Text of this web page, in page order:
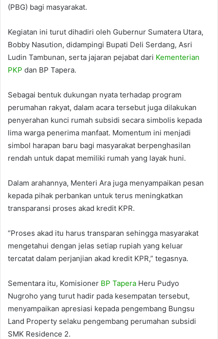
(PBG) bagi masyarakat.
Kegiatan ini turut dihadiri oleh Gubernur Sumatera Utara,
Bobby Nasution, didampingi Bupati Deli Serdang, Asri
Ludin Tambunan, serta jajaran pejabat dari Kementerian
PKP dan BP Tapera.
Sebagai bentuk dukungan nyata terhadap program
perumahan rakyat, dalam acara tersebut juga dilakukan
penyerahan kunci rumah subsidi secara simbolis kepada
lima warga penerima manfaat. Momentum ini menjadi
simbol harapan baru bagi masyarakat berpenghasilan
rendah untuk dapat memiliki rumah yang layak huni.
Dalam arahannya, Menteri Ara juga menyampaikan pesan
kepada pihak perbankan untuk terus meningkatkan
transparansi proses akad kredit KPR.
“Proses akad itu harus transparan sehingga masyarakat
mengetahui dengan jelas setiap rupiah yang keluar
tercatat dalam perjanjian akad kredit KPR,” tegasnya.
Sementara itu, Komisioner BP Tapera Heru Pudyo
Nugroho yang turut hadir pada kesempatan tersebut,
menyampaikan apresiasi kepada pengembang Bungsu
Land Property selaku pengembang perumahan subsidi
SMK Residence 2.